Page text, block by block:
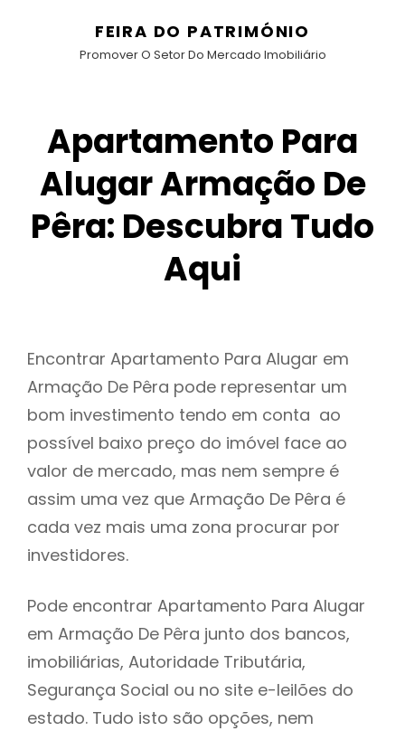
FEIRA DO PATRIMÓNIO
Promover O Setor Do Mercado Imobiliário
Apartamento Para
Alugar Armação De
Pêra: Descubra Tudo
Aqui
Encontrar Apartamento Para Alugar em
Armação De Pêra pode representar um
bom investimento tendo em conta ao
possível baixo preço do imóvel face ao
valor de mercado, mas nem sempre é
assim uma vez que Armação De Pêra é
cada vez mais uma zona procurar por
investidores.
Pode encontrar Apartamento Para Alugar
em Armação De Pêra junto dos bancos,
imobiliárias, Autoridade Tributária,
Segurança Social ou no site e-leilões do
estado. Tudo isto são opções, nem